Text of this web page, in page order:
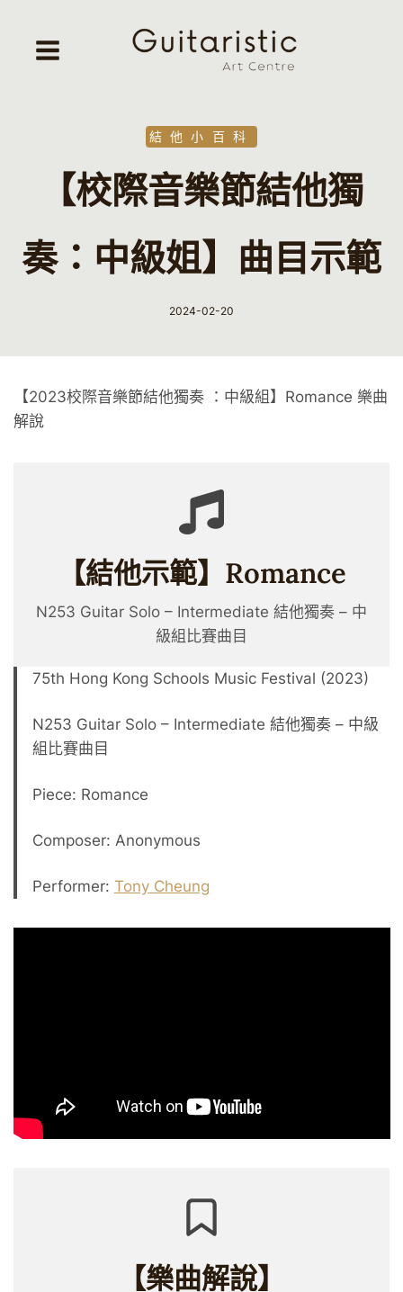
content
結他小百科
【校際音樂節結他獨
奏：中級姐】曲目示範
By
2024-02-20
【2023校際音樂節結他獨奏 ：中級組】Romance 樂曲
解說
【結他示範】Romance
N253 Guitar Solo – Intermediate 結他獨奏 – 中
級組比賽曲目
75th Hong Kong Schools Music Festival (2023)
N253 Guitar Solo – Intermediate 結他獨奏 – 中級
組比賽曲目
Piece: Romance
Composer: Anonymous
Performer: Tony Cheung
【樂曲解說】